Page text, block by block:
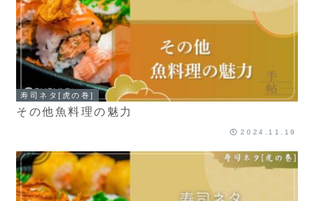
寿司ネタ[虎の巻]
その他魚料理の魅力
2024.11.19